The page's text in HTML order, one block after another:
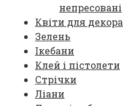
непресовані
Квіти для декора
Зелень
Ікебани
Клей і пістолети
Стрічки
Ліани